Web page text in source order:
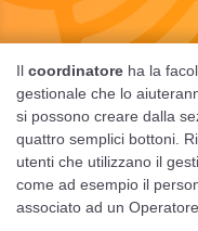
Il coordinatore ha la
gestionale che lo
si possono creare dalla
quattro semplici bottoni.
utenti che utilizzano il
come ad esempio il
associato ad un